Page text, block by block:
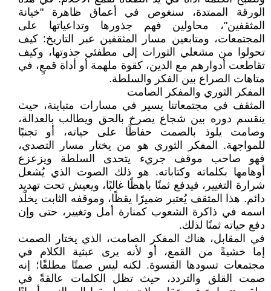
الورقة الممتدة، سنغوص في أعماق ظاهرة "خيانة
المثقفين"، محاولين فهم جذورها وتداعياتها على
المجتمعات، ومتابعين مسار المثقفين عبر التاريخ: كيف
تحولوا من مشعلي الثورات إلى مطفئي جذوتها، وكيف
تقاطعت أدوارهم مع الدين، كقوة ملهمة أو أداة قمعٍ، في
متاهات الصراع بين الفكر والسلطة.
المفكر الثوري والمفكر الصامت
المثقف في مجتمعاتنا يسير في مسارات متباينة، حيث
ينقسم دوره بين شجاع يصرخ بالحق ويطالب بالعدالة،
وصامت يلوذ بالصمت حفاظًا على حياته، أو تجنبًا
للمواجهة. المفكر الثوري هو من يختار مسار التصدي،
فهو صاحب موقف جريء يتحدى السلطة ويزعزع
أوهامها بكلماته وكتاباته. هو ذلك الصوت الذي يُشعل
شرارة التغيير، فيدفع ثمنًا باهظًا غالبًا، ويعيش تحت تهديد
دائم. هذا المثقف يُعتبر ضميرًا يقظًا، وموقفه الثابت يخلّد
اسمه في ذاكرة الشعوب كمنارة أمل وتغيير، حتى وإن
دفع حياته ثمنًا لذلك.
في المقابل، هناك المفكر الصامت، الذي يختار الصمت
إما خشيةً من القمع، أو لأنه يرى عبثية الكلام في
مجتمعات تسودها القسوة. لكنه ليس صمتًا مطلقًا؛ إنه
صمت القلق والتردد، حيث تظل الكلمات عالقةً في